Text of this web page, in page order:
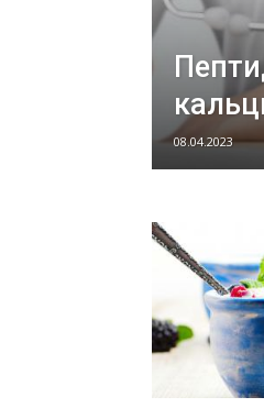
08.04.2023